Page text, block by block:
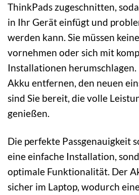
ThinkPads zugeschnitten,
in Ihr Gerät einfügt und
werden kann. Sie müssen
vornehmen oder sich mit
Installationen
Akku entfernen, den neuen
sind Sie bereit, die volle
genießen.
Die perfekte Passgenauigkeit
eine einfache Installation,
optimale Funktionalität. Der
sicher im Laptop, wodurch